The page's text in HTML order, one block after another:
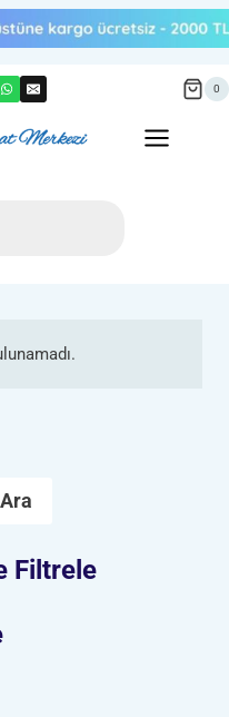
0
Ara
Filtrele